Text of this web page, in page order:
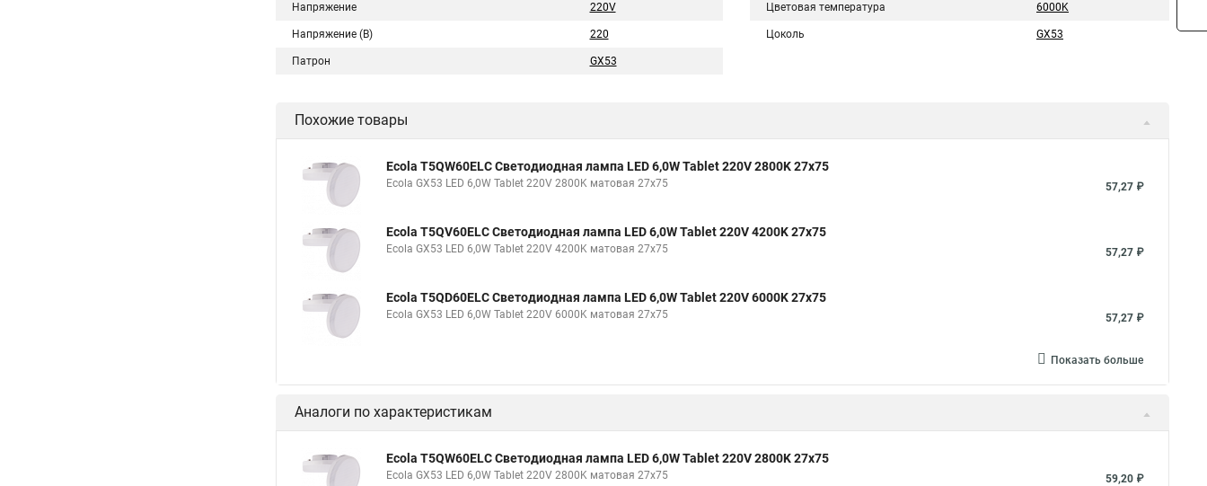
Напряжение 220V
Напряжение (В) 220
Патрон GX53
Цветовая температура 6000K
Цоколь GX53
Похожие товары
Ecola T5QW60ELC Светодиодная лампа LED 6,0W Tablet 220V 2800K 27x75
Ecola GX53 LED 6,0W Tablet 220V 2800K матовая 27x75 57,27 ₽
Ecola T5QV60ELC Светодиодная лампа LED 6,0W Tablet 220V 4200K 27x75
Ecola GX53 LED 6,0W Tablet 220V 4200K матовая 27x75 57,27 ₽
Ecola T5QD60ELC Светодиодная лампа LED 6,0W Tablet 220V 6000K 27x75
Ecola GX53 LED 6,0W Tablet 220V 6000K матовая 27x75 57,27 ₽
Показать больше
Аналоги по характеристикам
Ecola T5QW60ELC Светодиодная лампа LED 6,0W Tablet 220V 2800K 27x75
Ecola GX53 LED 6,0W Tablet 220V 2800K матовая 27x75 59,20 ₽